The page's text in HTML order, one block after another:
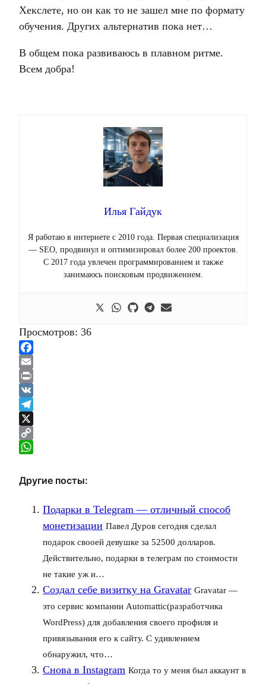
Хекслете, но он как то не зашел мне по формату
обучения. Других альтернатив пока нет…
В общем пока развиваюсь в плавном ритме.
Всем добра!
Илья Гайдук
Я работаю в интернете с 2010 года. Первая специализация
— SEO, продвинул и оптимизировал более 200 проектов.
С 2017 года увлечен программированием и также
занимаюсь поисковым продвижением.
Просмотров: 36
Facebook
Email
Print
VK
Telegram
X
Copy
Другие посты:
Подарки в Telegram — отличный способ
монетизации Павел Дуров сегодня сделал
подарок свооей девушке за 52500 долларов.
Действительно, подарки в телеграм по стоимости
не такие уж и…
Создал себе визитку на Gravatar Gravatar —
это сервис компании Automattic(разработчика
WordPress) для добавления своего профиля и
привязывания его к сайту. С удивлением
обнаружил, что…
Снова в Instagram Когда то у меня был аккаунт в